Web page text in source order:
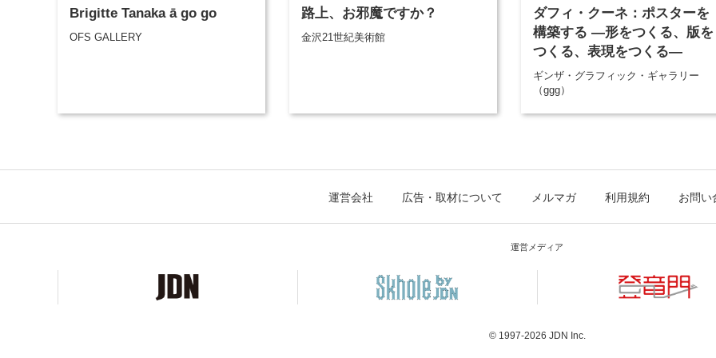
Brigitte Tanaka ā go go
OFS GALLERY
路上、お邪魔ですか？
金沢21世紀美術館
ダフィ・クーネ：ポスターを
構築する ―形をつくる、版を
つくる、表現をつくる―
ギンザ・グラフィック・ギャラリー
（ggg）
運営会社 広告・取材について メルマガ 利用規約 お問い
運営メディア
© 1997-2026 JDN Inc.